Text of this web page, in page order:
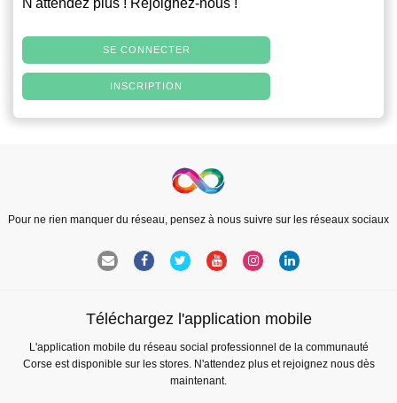
N'attendez plus ! Rejoignez-nous !
SE CONNECTER
INSCRIPTION
Pour ne rien manquer du réseau, pensez à nous suivre sur les réseaux sociaux
Téléchargez l'application mobile
L'application mobile du réseau social professionnel de la communauté
Corse est disponible sur les stores. N'attendez plus et rejoignez nous dès
maintenant.